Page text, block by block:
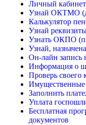
Личный
Узнай ОКТМО
Калькулятор
Узнай
Узнать ОКПО
Узнай,
Он-лайн запись
Информация о
Проверь своего
Имущественные
Заполнить
Уплата
Бесплатная
документов